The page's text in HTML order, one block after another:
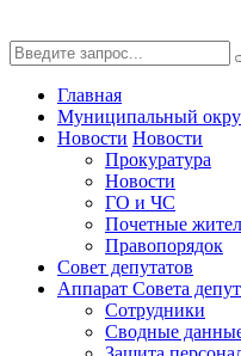
Главная
Муниципальный
Новости Новости
Прокуратура
Новости
ГО и ЧС
Почетные
Правопорядок
Совет депутатов
Аппарат Совета
Сотрудники
Сводные данные